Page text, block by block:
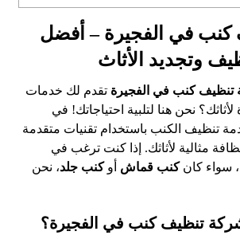
في الفجيرة – أفضل
وتجديد الأثاث
تنظيف كنب في الفجيرة تقدم لك خدمات
نحن هنا لتلبية احتياجاتك! في
تنظيف الكنب باستخدام تقنيات متقدمة
مثالية لأثاثك. إذا كنت ترغب في
سواء كانكنب قماش أوكنب جلد، نحن
شركة تنظيف كنب في الفجيرة؟